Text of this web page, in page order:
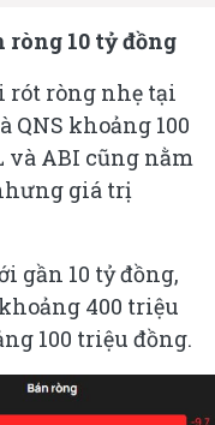
ròng 10 tỷ đồng
rót ròng nhẹ tại
QNS khoảng 100
và ABI cũng nằm
giá trị
gần 10 tỷ đồng,
400 triệu
100 triệu đồng.